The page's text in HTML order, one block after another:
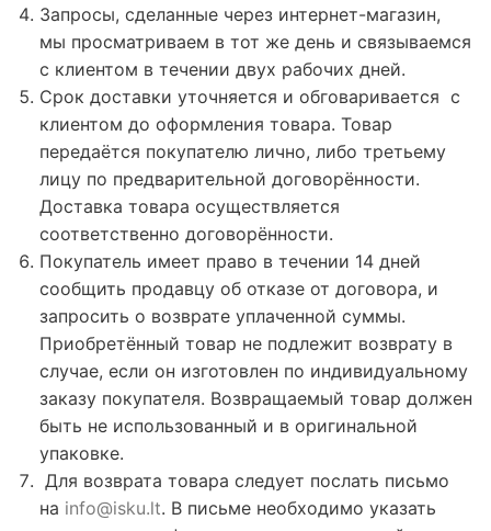
Запросы, сделанные через интернет-магазин,
мы просматриваем в тот же день и связываемся
с клиентом в течении двух рабочих дней.
Срок доставки уточняется и обговаривается с
клиентом до оформления товара. Товар
передаётся покупателю лично, либо третьему
лицу по предварительной договорённости.
Доставка товара осуществляется
соответственно договорённости.
Покупатель имеет право в течении 14 дней
сообщить продавцу об отказе от договора, и
запросить о возврате уплаченной суммы.
Приобретённый товар не подлежит возврату в
случае, если он изготовлен по индивидуальному
заказу покупателя. Возвращаемый товар должен
быть не использованный и в оригинальной
упаковке.
Для возврата товара следует послать письмо
на info@isku.lt. В письме необходимо указать